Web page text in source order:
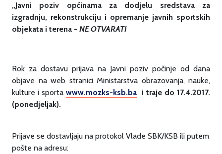
„Javni poziv općinama za dodjelu sredstava za
izgradnju, rekonstrukciju i opremanje javnih sportskih
objekata i terena - NE OTVARATI
Rok za dostavu prijava na Javni poziv počinje od dana
objave na web stranici Ministarstva obrazovanja, nauke,
kulture i sporta www.mozks-ksb.ba i traje do 17.4.2017.
(ponedjeljak).
Prijave se dostavljaju na protokol Vlade SBK/KSB ili putem
pošte na adresu: